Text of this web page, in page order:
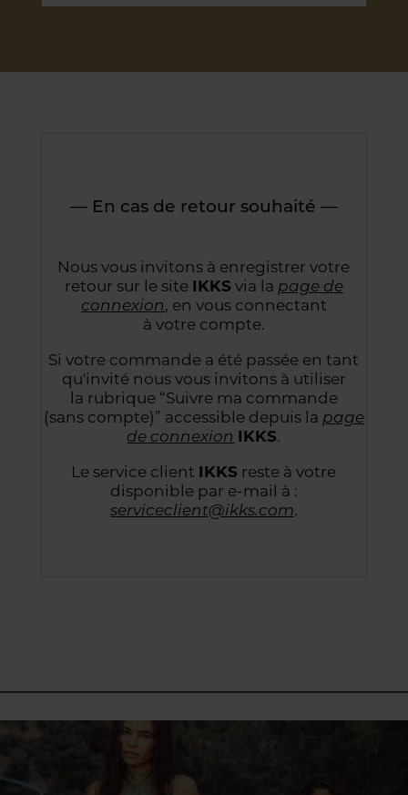
— En cas de retour souhaité —
Nous vous invitons à enregistrer votre
retour sur le site IKKS via la page de
connexion, en vous connectant
à votre compte.
Si votre commande a été passée en tant
qu'invité nous vous invitons à utiliser
la rubrique “Suivre ma commande
(sans compte)” accessible depuis la page
de connexion IKKS.
Le service client IKKS reste à votre
disponible par e-mail à :
serviceclient@ikks.com.